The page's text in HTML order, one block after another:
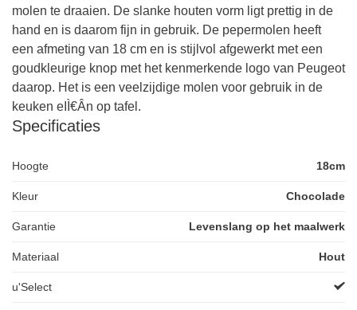
molen te draaien. De slanke houten vorm ligt prettig in de
hand en is daarom fijn in gebruik. De pepermolen heeft
een afmeting van 18 cm en is stijlvol afgewerkt met een
goudkleurige knop met het kenmerkende logo van Peugeot
daarop. Het is een veelzijdige molen voor gebruik in de
keuken eIÌ€Ân op tafel.
Specificaties
Hoogte 18cm
Kleur Chocolade
Garantie Levenslang op het maalwerk
Materiaal Hout
u'Select